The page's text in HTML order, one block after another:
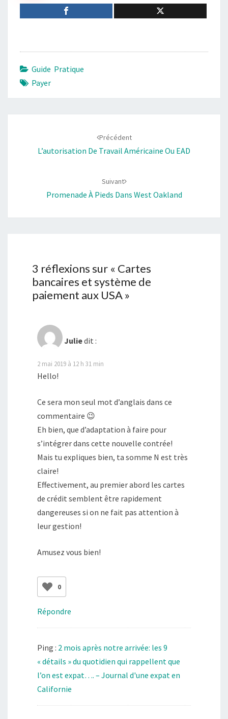
Guide Pratique
Payer
Précédent
L’autorisation De Travail Américaine Ou EAD
Suivant
Promenade À Pieds Dans West Oakland
3 réflexions sur « Cartes
bancaires et système de
paiement aux USA»
Juliedit :
2 mai 2019 à 12 h 31 min
Hello!
Ce sera mon seul mot d’anglais dans ce
commentaire 😉
Eh bien, que d’adaptation à faire pour
s’intégrer dans cette nouvelle contrée!
Mais tu expliques bien, ta somme N est très
claire!
Effectivement, au premier abord les cartes
de crédit semblent être rapidement
dangereuses si on ne fait pas attention à
leur gestion!
Amusez vous bien!
0
Répondre
Ping : 2 mois après notre arrivée: les 9
« détails » du quotidien qui rappellent que
l’on est expat…. – Journal d'une expat en
Californie